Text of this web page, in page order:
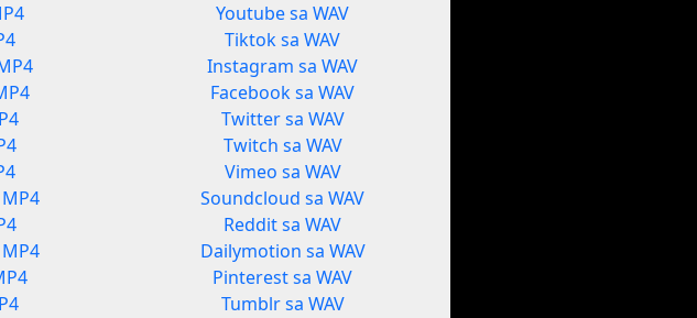
Youtube sa WAV
Tiktok sa WAV
Instagram sa WAV
Facebook sa WAV
Twitter sa WAV
Twitch sa WAV
Vimeo sa WAV
Soundcloud sa WAV
Reddit sa WAV
Dailymotion sa WAV
Pinterest sa WAV
Tumblr sa WAV